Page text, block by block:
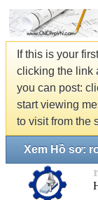
If this is your
clicking the link
you can post:
start viewing
to visit from the
Xem Hồ sơ: